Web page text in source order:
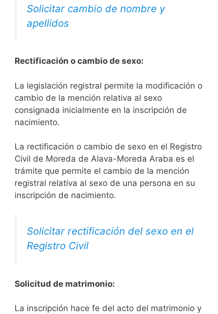
Solicitar cambio de nombre y
apellidos
Rectificación o cambio de sexo:
La legislación registral permite la modificación o
cambio de la mención relativa al sexo
consignada inicialmente en la inscripción de
nacimiento.
La rectificación o cambio de sexo en el Registro
Civil de Moreda de Alava-Moreda Araba es el
trámite que permite el cambio de la mención
registral relativa al sexo de una persona en su
inscripción de nacimiento.
Solicitar rectificación del sexo en el
Registro Civil
Solicitud de matrimonio:
La inscripción hace fe del acto del matrimonio y